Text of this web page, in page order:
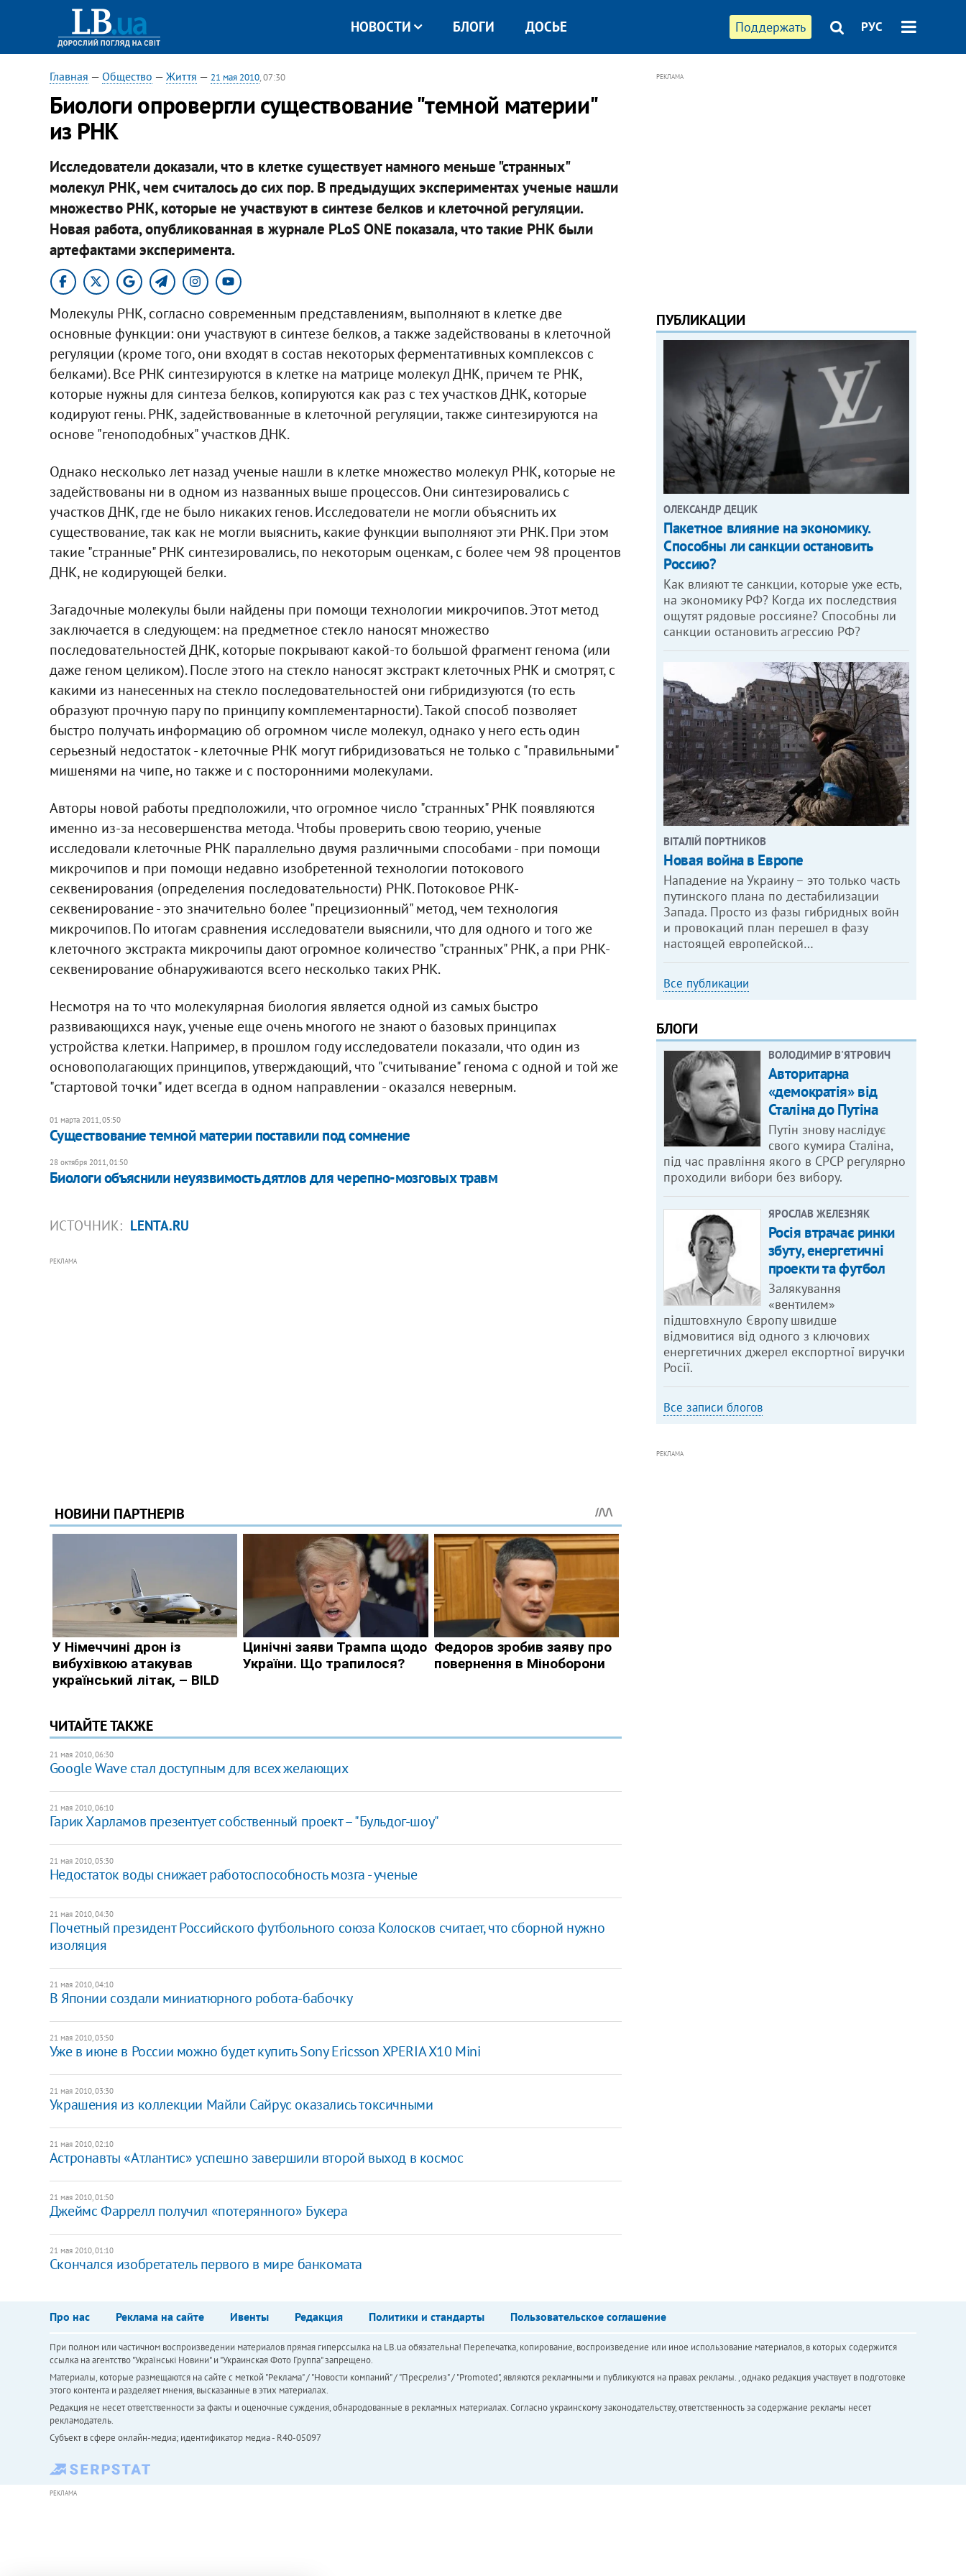
Поддержать РУС
НОВОСТИ БЛОГИ ДОСЬЕ
Главная — Общество — Життя — 21 мая 2010, 07:30
Биологи опровергли существование "темной материи"
из РНК
Исследователи доказали, что в клетке существует намного меньше "странных"
молекул РНК, чем считалось до сих пор. В предыдущих экспериментах ученые нашли
множество РНК, которые не участвуют в синтезе белков и клеточной регуляции.
Новая работа, опубликованная в журнале PLoS ONE показала, что такие РНК были
артефактами эксперимента.
Молекулы РНК, согласно современным представлениям, выполняют в клетке две
основные функции: они участвуют в синтезе белков, а также задействованы в клеточной
регуляции (кроме того, они входят в состав некоторых ферментативных комплексов с
белками). Все РНК синтезируются в клетке на матрице молекул ДНК, причем те РНК,
которые нужны для синтеза белков, копируются как раз с тех участков ДНК, которые
кодируют гены. РНК, задействованные в клеточной регуляции, также синтезируются на
основе "геноподобных" участков ДНК.
Однако несколько лет назад ученые нашли в клетке множество молекул РНК, которые не
задействованы ни в одном из названных выше процессов. Они синтезировались с
участков ДНК, где не было никаких генов. Исследователи не могли объяснить их
существование, так как не могли выяснить, какие функции выполняют эти РНК. При этом
такие "странные" РНК синтезировались, по некоторым оценкам, с более чем 98 процентов
ДНК, не кодирующей белки.
Загадочные молекулы были найдены при помощи технологии микрочипов. Этот метод
заключается в следующем: на предметное стекло наносят множество
последовательностей ДНК, которые покрывают какой-то большой фрагмент генома (или
даже геном целиком). После этого на стекло наносят экстракт клеточных РНК и смотрят, с
какими из нанесенных на стекло последовательностей они гибридизуются (то есть
образуют прочную пару по принципу комплементарности). Такой способ позволяет
быстро получать информацию об огромном числе молекул, однако у него есть один
серьезный недостаток - клеточные РНК могут гибридизоваться не только с "правильными"
мишенями на чипе, но также и с посторонними молекулами.
Авторы новой работы предположили, что огромное число "странных" РНК появляются
именно из-за несовершенства метода. Чтобы проверить свою теорию, ученые
исследовали клеточные РНК параллельно двумя различными способами - при помощи
микрочипов и при помощи недавно изобретенной технологии потокового
секвенирования (определения последовательности) РНК. Потоковое РНК-
секвенирование - это значительно более "прецизионный" метод, чем технология
микрочипов. По итогам сравнения исследователи выяснили, что для одного и того же
клеточного экстракта микрочипы дают огромное количество "странных" РНК, а при РНК-
секвенирование обнаруживаются всего несколько таких РНК.
Несмотря на то что молекулярная биология является одной из самых быстро
развивающихся наук, ученые еще очень многого не знают о базовых принципах
устройства клетки. Например, в прошлом году исследователи показали, что один из
основополагающих принципов, утверждающий, что "считывание" генома с одной и той же
"стартовой точки" идет всегда в одном направлении - оказался неверным.
01 марта 2011, 05:50
Существование темной материи поставили под сомнение
28 октября 2011, 01:50
Биологи объяснили неуязвимость дятлов для черепно-мозговых травм
ИСТОЧНИК: LENTA.RU
РЕКЛАМА
ЧИТАЙТЕ ТАКЖЕ
21 мая 2010, 06:30
Google Wave стал доступным для всех желающих
21 мая 2010, 06:10
Гарик Харламов презентует собственный проект – "Бульдог-шоу"
21 мая 2010, 05:30
Недостаток воды снижает работоспособность мозга - ученые
21 мая 2010, 04:30
Почетный президент Российского футбольного союза Колосков считает, что сборной нужно
изоляция
21 мая 2010, 04:10
В Японии создали миниатюрного робота-бабочку
21 мая 2010, 03:50
Уже в июне в России можно будет купить Sony Ericsson XPERIA X10 Mini
21 мая 2010, 03:30
Украшения из коллекции Майли Сайрус оказались токсичными
21 мая 2010, 02:10
Астронавты «Атлантис» успешно завершили второй выход в космос
21 мая 2010, 01:50
Джеймс Фаррелл получил «потерянного» Букера
21 мая 2010, 01:10
Скончался изобретатель первого в мире банкомата
РЕКЛАМА
ПУБЛИКАЦИИ
ОЛЕКСАНДР ДЕЦИК
Пакетное влияние на экономику.
Способны ли санкции остановить
Россию?
Как влияют те санкции, которые уже есть,
на экономику РФ? Когда их последствия
ощутят рядовые россияне? Способны ли
санкции остановить агрессию РФ?
ВІТАЛІЙ ПОРТНИКОВ
Новая война в Европе
Нападение на Украину – это только часть
путинского плана по дестабилизации
Запада. Просто из фазы гибридных войн
и провокаций план перешел в фазу
настоящей европейской…
Все публикации
БЛОГИ
ВОЛОДИМИР В'ЯТРОВИЧ
Авторитарна
«демократія» від
Сталіна до Путіна
Путін знову наслідує
свого кумира Сталіна,
під час правління якого в СРСР регулярно
проходили вибори без вибору.
ЯРОСЛАВ ЖЕЛЕЗНЯК
Росія втрачає ринки
збуту, енергетичні
проекти та футбол
Залякування
«вентилем»
підштовхнуло Європу швидше
відмовитися від одного з ключових
енергетичних джерел експортної виручки
Росії.
Все записи блогов
РЕКЛАМА
Про нас Реклама на сайте Ивенты Редакция Политики и стандарты Пользовательское соглашение
При полном или частичном воспроизведении материалов прямая гиперссылка на LB.ua обязательна! Перепечатка, копирование, воспроизведение или иное использование материалов, в которых содержится
ссылка на агентство "Українськi Новини" и "Украинская Фото Группа" запрещено.
Материалы, которые размещаются на сайте с меткой "Реклама" / "Новости компаний" / "Пресрелиз" / "Promoted", являются рекламными и публикуются на правах рекламы. , однако редакция участвует в подготовке
этого контента и разделяет мнения, высказанные в этих материалах.
Редакция не несет ответственности за факты и оценочные суждения, обнародованные в рекламных материалах. Согласно украинскому законодательству, ответственность за содержание рекламы несет
рекламодатель.
Субъект в сфере онлайн-медиа; идентификатор медиа - R40-05097
РЕКЛАМА